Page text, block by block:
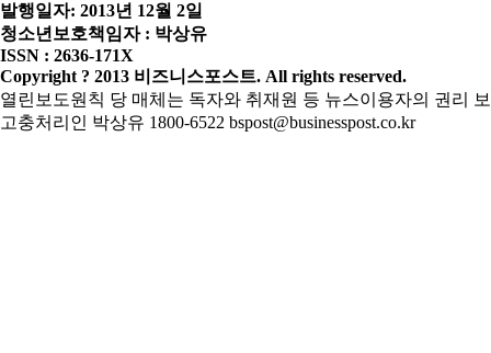
발행일자: 2013년 12월 2일
청소년보호책임자 : 박상유
ISSN : 2636-171X
Copyright ? 2013 비즈니스포스트. All rights reserved.
열린보도원칙 당 매체는 독자와 취재원 등 뉴스이용자의 권리
고충처리인 박상유 1800-6522 bspost@businesspost.co.kr